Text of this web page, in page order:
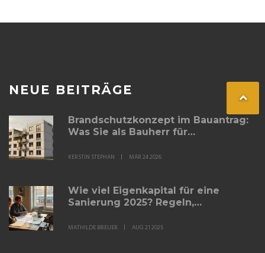
NEUE BEITRÄGE
Brandschutzkonzept im Bauantrag:
Was Sie als Bauherr für
KERSTIN STEPHAN MÄR 24 2026
Wie viel Eigenkapital für eine
Sanierung 2025? Regeln,
MATHILDE BREUER AUG 21 2025